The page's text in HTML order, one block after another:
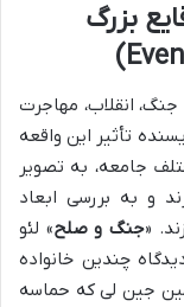
بزرگ
انقلاب، مهاجرت
تأثیر این واقعه
جامعه، به تصویر
و به بررسی ابعاد
«جنگ و صلح» لئو
چندین خانواده
جین لی که حماسه